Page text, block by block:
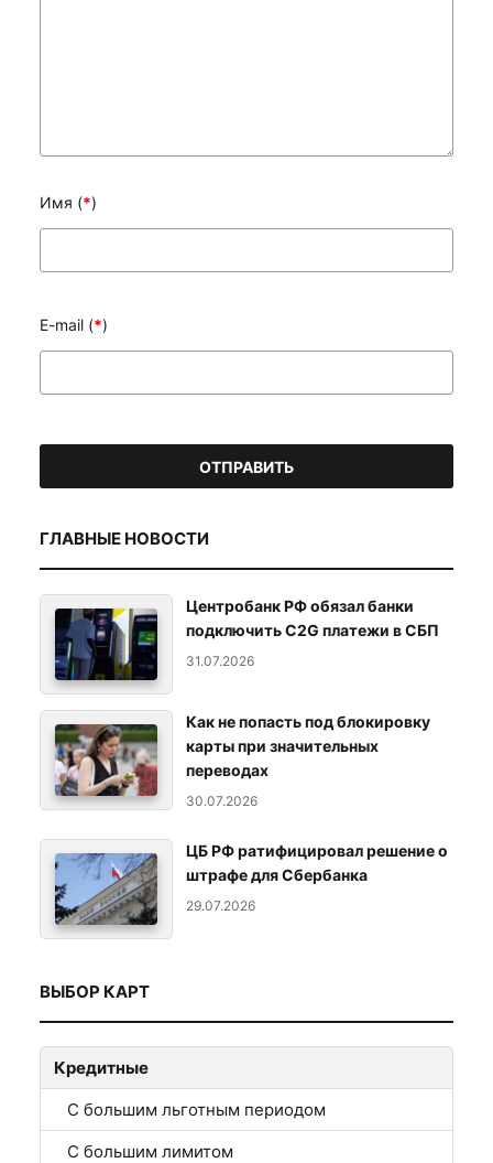
Имя (*)
E-mail (*)
ГЛАВНЫЕ НОВОСТИ
Центробанк РФ обязал банки
подключить C2G платежи в СБП
31.07.2026
Как не попасть под блокировку
карты при значительных
переводах
30.07.2026
ЦБ РФ ратифицировал решение о
штрафе для Сбербанка
29.07.2026
ВЫБОР КАРТ
Кредитные
С большим льготным периодом
С большим лимитом